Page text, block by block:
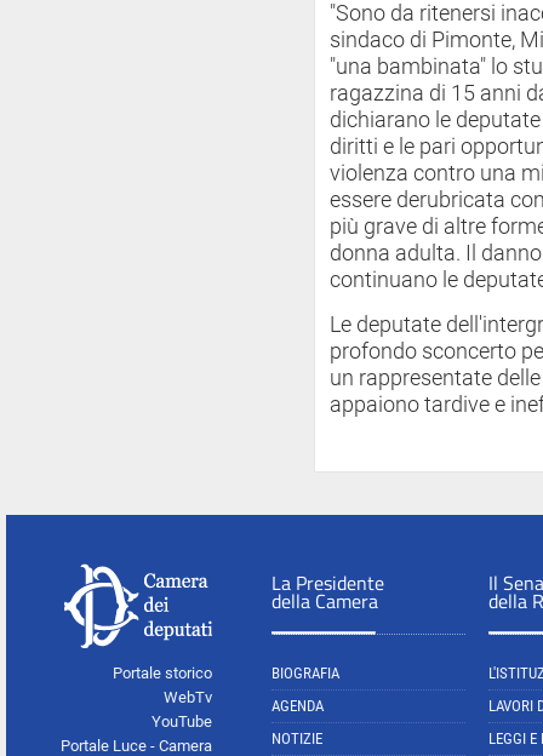
"Sono da ritenersi
sindaco di Pimonte,
"una bambinata" lo
ragazzina di 15 anni
dichiarano le
diritti e le pari
violenza contro una
essere derubricata
più grave di altre
donna adulta. Il
continuano le
Le deputate
profondo sconcerto
un rappresentate
appaiono tardive e
Portale storico
WebTv
YouTube
Portale Luce - Camera
La Presidente
della Camera
BIOGRAFIA
AGENDA
NOTIZIE
Il
della
LAVORI
LEGGI E